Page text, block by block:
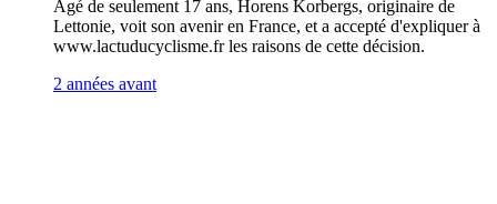
Âgé de seulement 17 ans, Horens Korbergs, originaire de
Lettonie, voit son avenir en France, et a accepté d'expliquer à
www.lactuducyclisme.fr les raisons de cette décision.
2 années avant